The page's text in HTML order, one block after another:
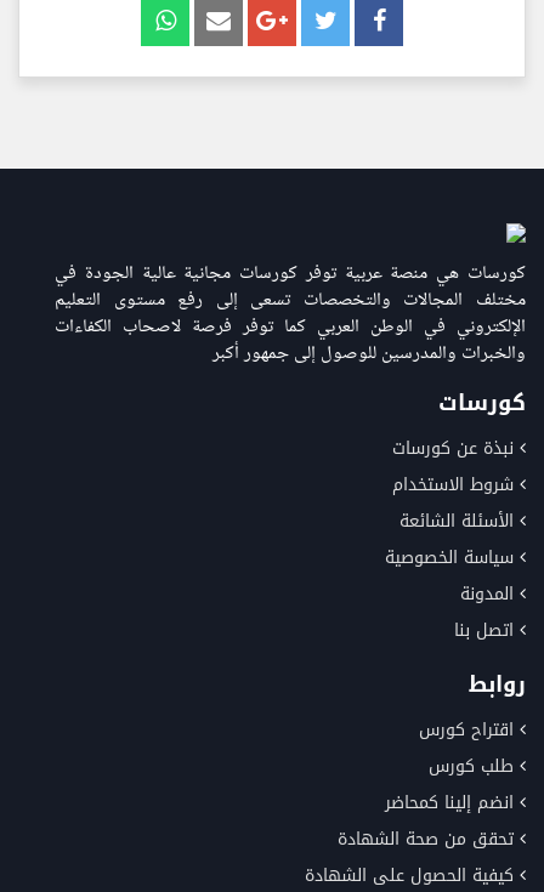
كورسات هي منصة عربية توفر كورسات مجانية عالية الجودة في
مختلف المجالات والتخصصات تسعى إلى رفع مستوى التعليم
الإلكتروني في الوطن العربي كما توفر فرصة لاصحاب الكفاءات
والخبرات والمدرسين للوصول إلى جمهور أكبر
كورسات
نبذة عن كورسات
شروط الاستخدام
الأسئلة الشائعة
سياسة الخصوصية
المدونة
اتصل بنا
روابط
اقتراح كورس
طلب كورس
انضم إلينا كمحاضر
تحقق من صحة الشهادة
كيفية الحصول على الشهادة